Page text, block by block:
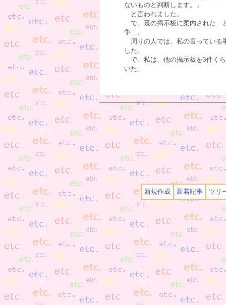
ないものと判断します。」
と言われました。
で、裏の掲示板に案内された…
争…。
周りの人では、私の言ってい
した。
で、私は、他の掲示板を3件く
いた。
新規作成 新着記事 ツリ